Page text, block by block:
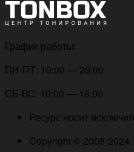
График работы:
ПН-ПТ: 10:00 — 20:00
СБ-ВС: 10:00 — 18:00
Ресурс носит
Copyright © 2008-